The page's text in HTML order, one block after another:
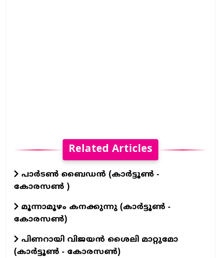
Related Articles
പാർടൺ ബൈഡൻ (കാർട്ടൂൺ -
കോരസൺ )
മൂന്നാമൂഴം കനക്കുന്നു (കാർട്ടൂൺ -
കോരസൺ)
പിണറായി വിജയൻ ശൈലി മാറ്റുമോ
(കാർട്ടൂൺ - കോരസൺ)